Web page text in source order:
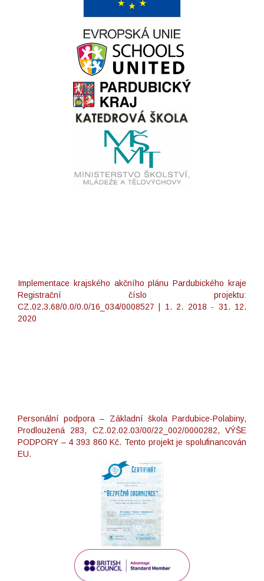
Implementace krajského akčního plánu Pardubického kraje
Registrační číslo projektu:
CZ.02.3.68/0.0/0.0/16_034/0008527 | 1. 2. 2018 - 31. 12.
2020
Personální podpora – Základní škola Pardubice-Polabiny,
Prodloužená 283, CZ.02.02.03/00/22_002/0000282, VÝŠE
PODPORY – 4 393 860 Kč. Tento projekt je spolufinancován
EU.